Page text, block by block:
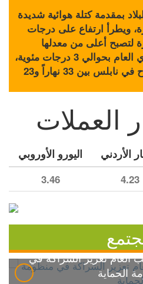
بمقدمة كتلة هوائية شديدة
ويطرأ ارتفاع على درجات
لتصبح أعلى من معدلها
السنوي العام بحوالي 3 درجات مئوية،
وتتراوح في نابلس بين 33 نهاراً و23
العملات
الأردني اليورو الأوروبي
4.23
3.46
العام تعزيز الشراكة في
الحماية